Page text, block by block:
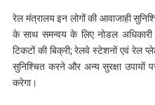
रेल मंत्रालय इन लोगों की आवाजाही
के साथ समन्वय के लिए नोडल अधिकारी
टिकटों की बिक्री; रेलवे स्टेशनों एवं रेल
सुनिश्चित करने और अन्य सुरक्षा उपायों
करेगा।